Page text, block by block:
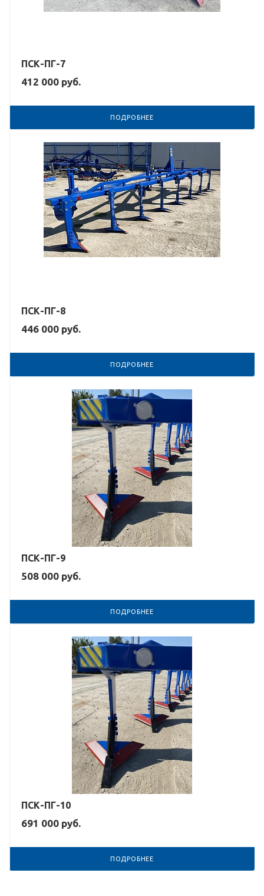
ПСК-ПГ-7
412 000 руб.
ПОДРОБНЕЕ
ПСК-ПГ-8
446 000 руб.
ПОДРОБНЕЕ
ПСК-ПГ-9
508 000 руб.
ПОДРОБНЕЕ
ПСК-ПГ-10
691 000 руб.
ПОДРОБНЕЕ